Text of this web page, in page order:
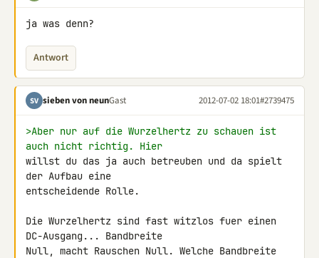
ja was denn?
Antwort
SV sieben von neunGast 2012-07-02 18:01#2739475
>Aber nur auf die Wurzelhertz zu schauen ist
auch nicht richtig. Hier
willst du das ja auch betreuben und da spielt
der Aufbau eine
entscheidende Rolle.
Die Wurzelhertz sind fast witzlos fuer einen
DC-Ausgang... Bandbreite
Null, macht Rauschen Null. Welche Bandbreite